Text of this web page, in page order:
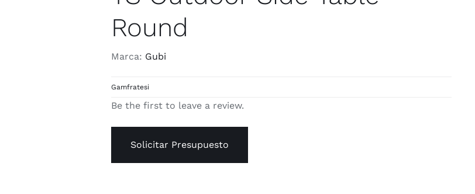
Round
Marca: Gubi
Gamfratesi
Be the first to leave a review.
Solicitar Presupuesto